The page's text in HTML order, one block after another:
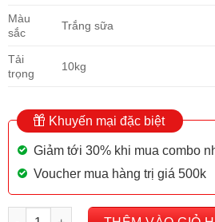
Màu
sắc
Trắng sữa
Tải
trọng
10kg
Khuyến mại đặc biệt
Giảm tới 30% khi mua combo
Voucher mua hàng trị giá 500k
THÙNG GẠO GARIS CAO CẤP